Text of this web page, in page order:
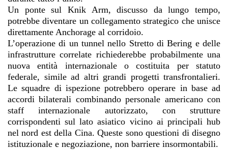
Un ponte sul Knik Arm, discusso da lungo tempo,
potrebbe diventare un collegamento strategico che unisce
direttamente Anchorage al corridoio.
L’operazione di un tunnel nello Stretto di Bering e delle
infrastrutture correlate richiederebbe probabilmente una
nuova entità internazionale o costituita per statuto
federale, simile ad altri grandi progetti transfrontalieri.
Le squadre di ispezione potrebbero operare in base ad
accordi bilaterali combinando personale americano con
staff internazionale autorizzato, con strutture
corrispondenti sul lato asiatico vicino ai principali hub
nel nord est della Cina. Queste sono questioni di disegno
istituzionale e negoziazione, non barriere insormontabili.